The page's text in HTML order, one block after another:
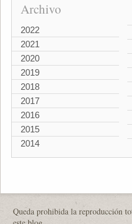
Archivo
2022
2021
2020
2019
2018
2017
2016
2015
2014
Queda prohibida la reproducción